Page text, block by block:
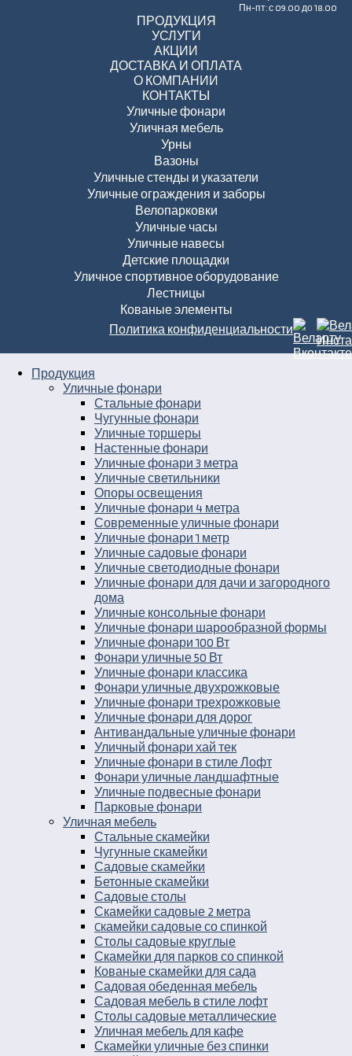
Пн-пт: с 09.00 до 18.00
ПРОДУКЦИЯ
УСЛУГИ
АКЦИИ
ДОСТАВКА И ОПЛАТА
О КОМПАНИИ
КОНТАКТЫ
Уличные фонари
Уличная мебель
Урны
Вазоны
Уличные стенды и указатели
Уличные ограждения и заборы
Велопарковки
Уличные часы
Уличные навесы
Детские площадки
Уличное спортивное оборудование
Лестницы
Кованые элементы
Политика конфиденциальности
Продукция
Уличные фонари
Стальные фонари
Чугунные фонари
Уличные торшеры
Настенные фонари
Уличные фонари 3 метра
Уличные светильники
Опоры освещения
Уличные фонари 4 метра
Современные уличные фонари
Уличные фонари 1 метр
Уличные садовые фонари
Уличные светодиодные фонари
Уличные фонари для дачи и загородного
дома
Уличные консольные фонари
Уличные фонари шарообразной формы
Уличные фонари 100 Вт
Фонари уличные 50 Вт
Уличные фонари классика
Фонари уличные двухрожковые
Уличные фонари трехрожковые
Уличные фонари для дорог
Антивандальные уличные фонари
Уличный фонари хай тек
Уличные фонари в стиле Лофт
Фонари уличные ландшафтные
Уличные подвесные фонари
Парковые фонари
Уличная мебель
Стальные скамейки
Чугунные скамейки
Садовые скамейки
Бетонные скамейки
Садовые столы
Скамейки садовые 2 метра
Cкамейки садовые со спинкой
Столы садовые круглые
Скамейки для парков со спинкой
Кованые скамейки для сада
Садовая обеденная мебель
Садовая мебель в стиле лофт
Столы садовые металлические
Уличная мебель для кафе
Скамейки уличные без спинки